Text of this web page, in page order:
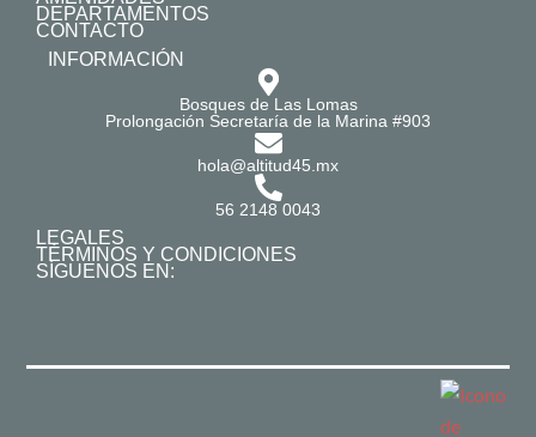
DEPARTAMENTOS
CONTACTO
INFORMACIÓN
Bosques de Las Lomas
Prolongación Secretaría de la Marina #903
hola@altitud45.mx
56 2148 0043
LEGALES
TÉRMINOS Y CONDICIONES
SÍGUENOS EN: